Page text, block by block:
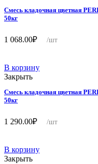
Смесь кладочная цветная
50кг
1 068.00₽ /шт
В корзину
Закрыть
Смесь кладочная цветная
50кг
1 290.00₽ /шт
В корзину
Закрыть